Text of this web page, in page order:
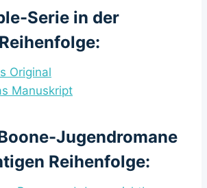
Serie in der
Original
Manuskript
Jugendromane
Reihenfolge: